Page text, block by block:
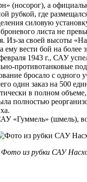
(носорог), а
рубкой, где
силовую
листа не
Из-за своей высоты
ему вести бой на
1943 г., САУ
противотанковые
бросало с одного
один заказ на 500
в полном
полностью
«Гуммель» (шмель),
Фото из рубки САУ